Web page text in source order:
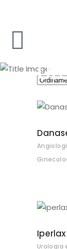
Iperlax
Urologia